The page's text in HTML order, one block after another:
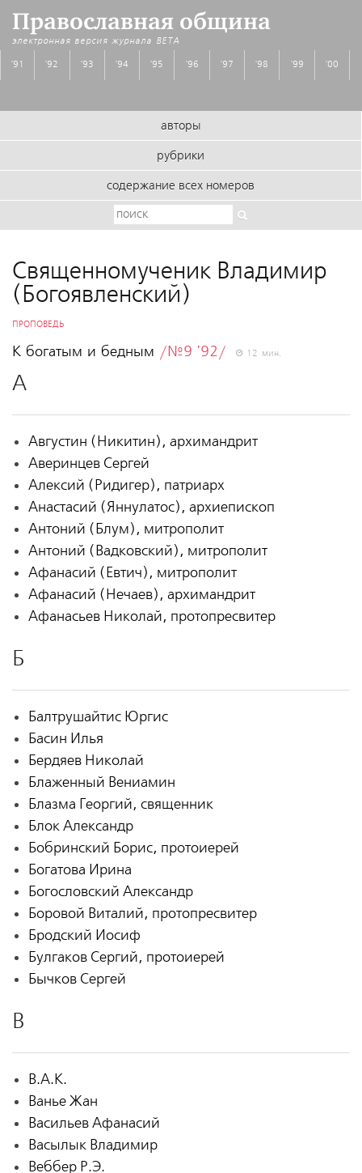
Православная община
электронная версия журнала BETA
'91 '92 '93 '94 '95 '96 '97 '98 '99 '00
авторы
рубрики
содержание всех номеров
Священномученик Владимир
(Богоявленский)
ПРОПОВЕДЬ
К богатым и бедным /№9 '92/ 12 мин.
А
Августин (Никитин), архимандрит
Аверинцев Сергей
Алексий (Ридигер), патриарх
Анастасий (Яннулатос), архиепископ
Антоний (Блум), митрополит
Антоний (Вадковский), митрополит
Афанасий (Евтич), митрополит
Афанасий (Нечаев), архимандрит
Афанасьев Николай, протопресвитер
Б
Балтрушайтис Юргис
Басин Илья
Бердяев Николай
Блаженный Вениамин
Блазма Георгий, священник
Блок Александр
Бобринский Борис, протоиерей
Богатова Ирина
Богословский Александр
Боровой Виталий, протопресвитер
Бродский Иосиф
Булгаков Сергий, протоиерей
Бычков Сергей
В
В.А.К.
Ванье Жан
Васильев Афанасий
Васылык Владимир
Веббер Р.Э.